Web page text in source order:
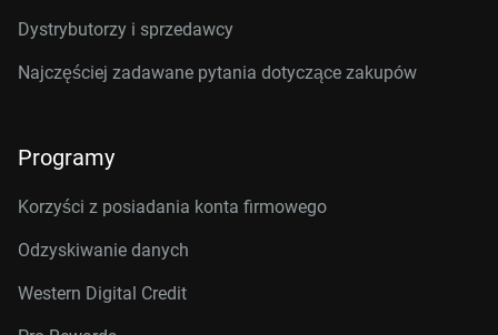
Dystrybutorzy i sprzedawcy
Najczęściej zadawane pytania dotyczące zakupów
Programy
Korzyści z posiadania konta firmowego
Odzyskiwanie danych
Western Digital Credit